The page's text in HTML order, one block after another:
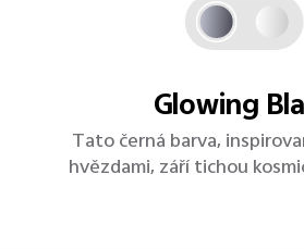
Pearl
Jako barokní perla má každá
tvar s jemnými křivkami a